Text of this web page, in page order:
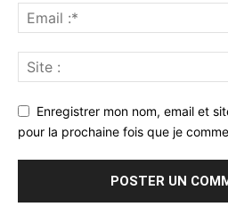
Enregistrer mon nom, email et
pour la prochaine fois que je